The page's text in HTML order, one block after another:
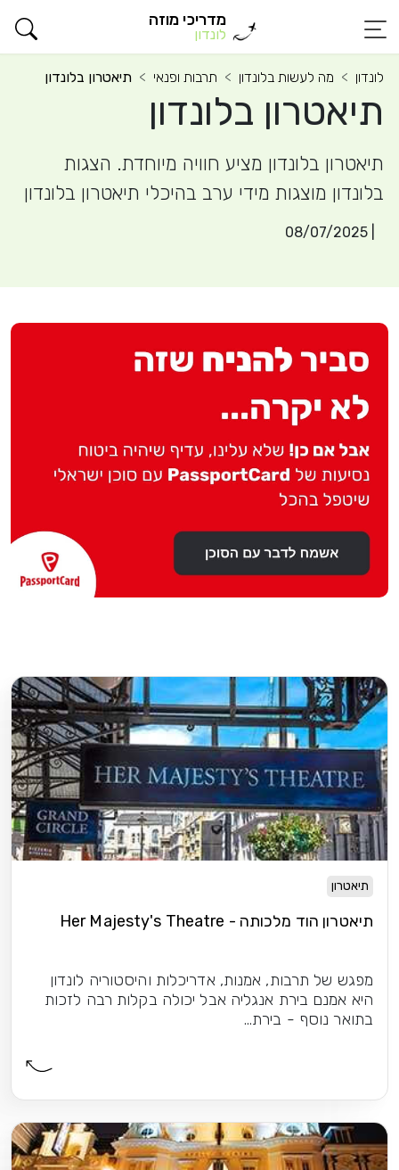
מדריכי מוזה
לונדון
לונדון מה לעשות בלונדון תרבות ופנאי תיאטרון בלונדון
תיאטרון בלונדון
תיאטרון בלונדון מציע חוויה מיוחדת. הצגות
בלונדון מוצגות מידי ערב בהיכלי תיאטרון בלונדון
תיאטרון
תיאטרון הוד מלכותה - Her Majesty's Theatre
מפגש של תרבות, אמנות, אדריכלות והיסטוריה לונדון
היא אמנם בירת אנגליה אבל יכולה בקלות רבה לזכות
בתואר נוסף - בירת...